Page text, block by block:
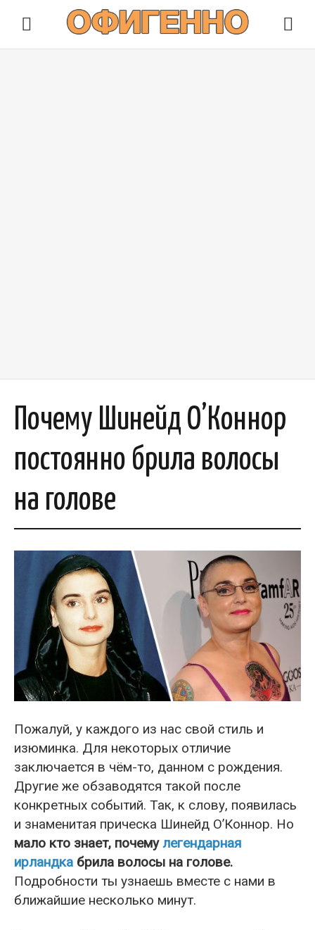
Почему Шинейд О’Коннор
постоянно брила волосы
на голове
Пожалуй, у каждого из нас свой стиль и
изюминка. Для некоторых отличие
заключается в чём-то, данном с рождения.
Другие же обзаводятся такой после
конкретных событий. Так, к слову, появилась
и знаменитая прическа Шинейд О’Коннор. Но
мало кто знает, почемулегендарная
ирландка брила волосы на голове.
Подробности ты узнаешь вместе с нами в
ближайшие несколько минут.